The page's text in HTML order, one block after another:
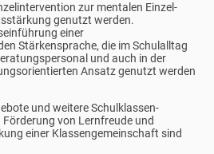
zur mentalen Einzel-
genutzt werden.
einer
Stärkensprache, die im Schulalltag
und auch in der
Ansatz genutzt werden
und weitere Schulklassen-
von Lernfreude und
einer Klassengemeinschaft sind